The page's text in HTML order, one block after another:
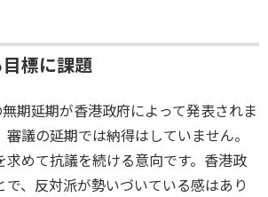
標に課題
期延期が香港政府によって発表されま
議の延期では納得はしていません。
求めて抗議を続ける意向です。香港政
、反対派が勢いづいている感はあり